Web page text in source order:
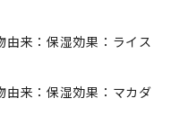
湿効果：ライス
：保湿効果：マカダ